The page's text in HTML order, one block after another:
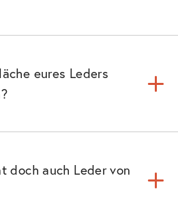
eures Leders
doch auch Leder von